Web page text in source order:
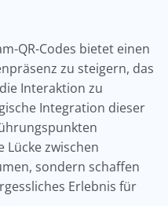
QR-Codes bietet einen
zu steigern, das
Interaktion zu
Integration dieser
zwischen
sondern schaffen
Erlebnis für